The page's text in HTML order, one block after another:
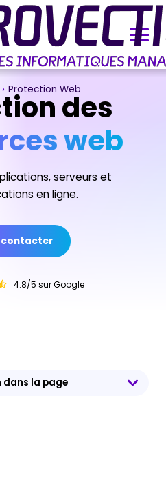
› Protection Web
des
web
serveurs et
en ligne.
contacter
4.8/5 sur Google
dans la page